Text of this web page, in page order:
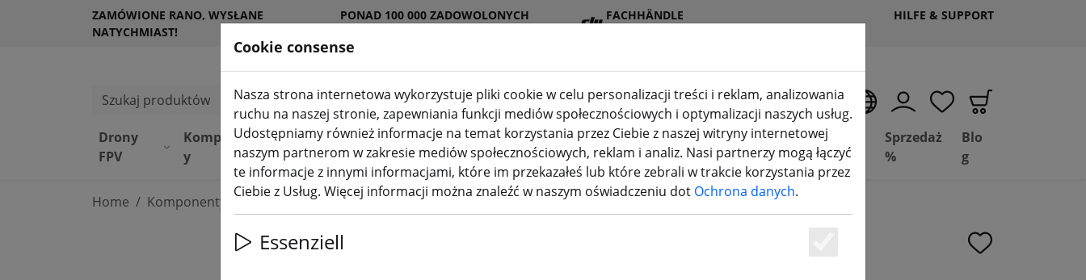
ZAMÓWIONE RANO, WYSŁANE
NATYCHMIAST!
PONAD 100 000 ZADOWOLONYCH
FACHHÄNDLE
HILFE & SUPPORT
Szukaj produktów
PL
Drony
FPV
Komponent
y
Sprzę
t
Sklep
DJI
Bateri
e
Śmigł
o
Akcesori
a
drukowanie
3D(aktuelle Seite)
Deal
Depot
Basil
FPV
Sprzedaż
%
Blo
g
Home Komponenty Anteny FPV
Cookie consense
Nasza strona internetowa wykorzystuje pliki cookie w celu personalizacji treści i reklam, analizowania
ruchu na naszej stronie, zapewniania funkcji mediów społecznościowych i optymalizacji naszych usług.
Udostępniamy również informacje na temat korzystania przez Ciebie z naszej witryny internetowej
naszym partnerom w zakresie mediów społecznościowych, reklam i analiz. Nasi partnerzy mogą łączyć
te informacje z innymi informacjami, które im przekazałeś lub które zebrali w trakcie korzystania przez
Ciebie z Usług. Więcej informacji można znaleźć w naszym oświadczeniu dot Ochrona danych.
Essenziell